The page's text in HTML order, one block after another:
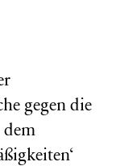
gegen die
dem